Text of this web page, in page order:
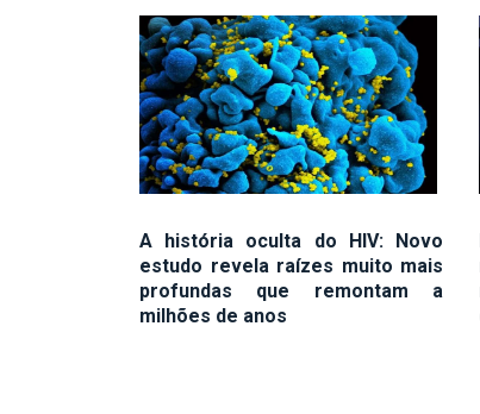
A história oculta do HIV: Novo
estudo revela raízes muito mais
profundas que remontam a
milhões de anos